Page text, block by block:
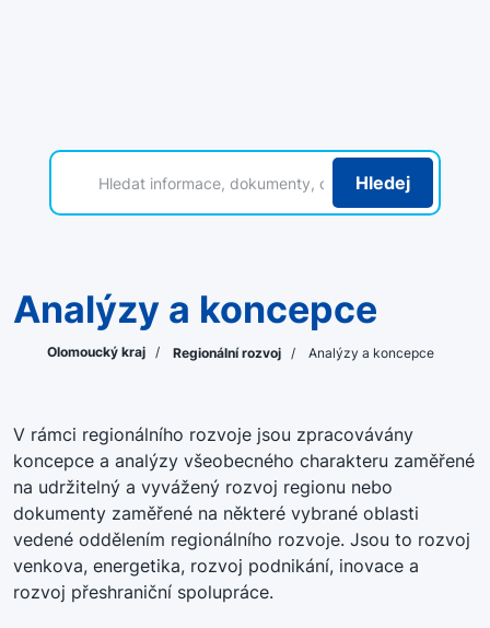
Hledej
Analýzy a koncepce
Olomoucký kraj / Regionální rozvoj / Analýzy a koncepce
V rámci regionálního rozvoje jsou zpracovávány
koncepce a analýzy všeobecného charakteru zaměřené
na udržitelný a vyvážený rozvoj regionu nebo
dokumenty zaměřené na některé vybrané oblasti
vedené oddělením regionálního rozvoje. Jsou to rozvoj
venkova, energetika, rozvoj podnikání, inovace a
rozvoj přeshraniční spolupráce.